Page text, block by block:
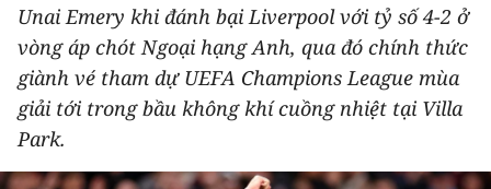
PHÁP LUẬT
DU LỊCH
THẾ GIỚI
THỂ THAO
Unai Emery khi đánh bại Liverpool với tỷ số 4-2 ở
vòng áp chót Ngoại hạng Anh, qua đó chính thức
giành vé tham dự UEFA Champions League mùa
giải tới trong bầu không khí cuồng nhiệt tại Villa
Park.